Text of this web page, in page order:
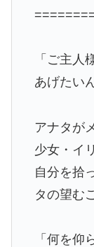
「ご主人
あげたい
アナタが
少女・イ
自分を拾
タの望む
「何を